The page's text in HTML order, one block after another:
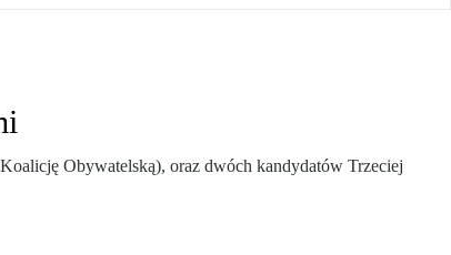
Obywatelską), oraz dwóch kandydatów Trzeciej